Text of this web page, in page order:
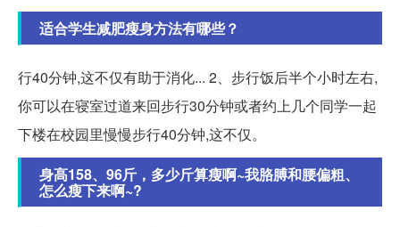
适合学生减肥瘦身方法有哪些？
行40分钟,这不仅有助于消化... 2、步行饭后半个小时左右,
你可以在寝室过道来回步行30分钟或者约上几个同学一起
下楼在校园里慢慢步行40分钟,这不仅。
身高158、96斤，多少斤算瘦啊~我胳膊和腰偏粗、
怎么瘦下来啊~?